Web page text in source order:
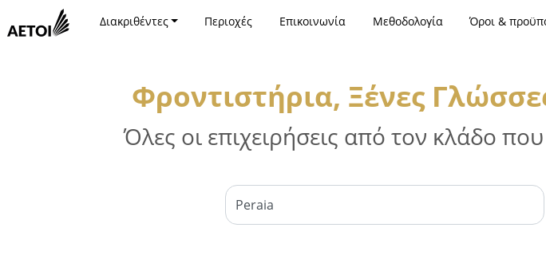
Διακριθέντες Περιοχές Επικοινωνία Μεθοδολογία Όροι &
Φροντιστήρια, Ξένες
Όλες οι επιχειρήσεις από τον κλάδο